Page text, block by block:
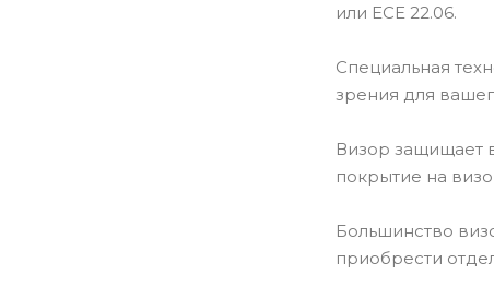
или ECE 22.06.
Специальная
зрения для
Визор защищает
покрытие на
Большинство
приобрести